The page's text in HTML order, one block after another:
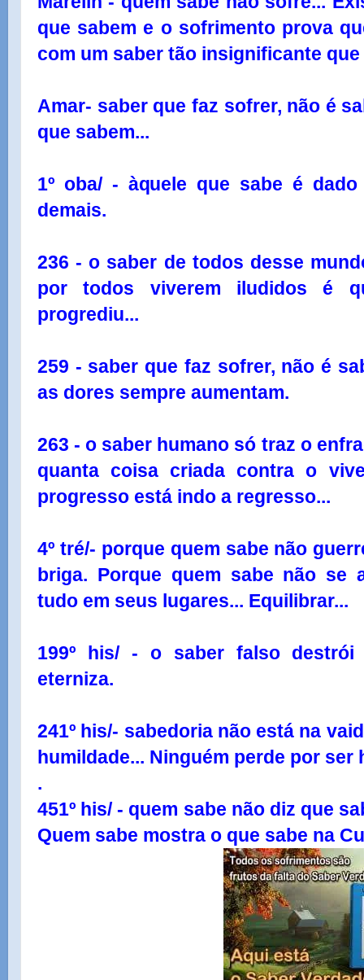
que sabem e o sofrimento prova
com um saber tão insignificante que
Amar- saber que faz sofrer, não é
que sabem...
1º oba/ - àquele que sabe é
demais.
236 - o saber de todos desse
por todos viverem iludidos é
progrediu...
259 - saber que faz sofrer, não é
as dores sempre aumentam.
263 - o saber humano só traz o
quanta coisa criada contra o
progresso está indo a regresso...
4º tré/- porque quem sabe não
briga. Porque quem sabe não se
tudo em seus lugares... Equilibrar...
199º his/ - o saber falso
eterniza.
241º his/- sabedoria não está na
humildade... Ninguém perde por ser
.
451º his/ - quem sabe não diz que
Quem sabe mostra o que sabe na